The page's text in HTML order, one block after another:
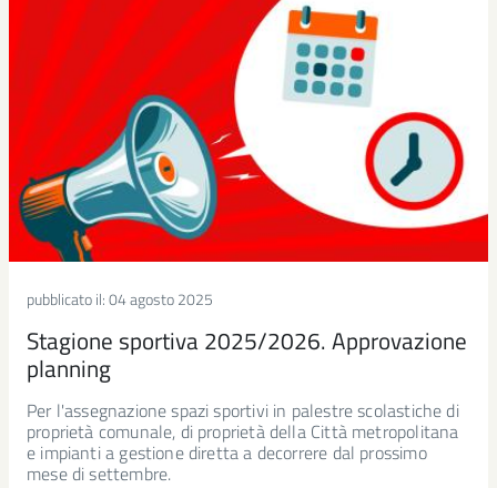
pubblicato il:04 agosto 2025
Stagione sportiva 2025/2026. Approvazione
planning
Per l'assegnazione spazi sportivi in palestre scolastiche di
proprietà comunale, di proprietà della Città metropolitana
e impianti a gestione diretta a decorrere dal prossimo
mese di settembre.